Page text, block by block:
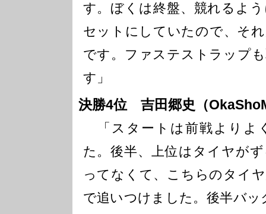
す。ぼくは終盤、競れるよ
セットにしていたので、そ
です。ファステストラップ
す」
決勝4位 吉田郷史（
「スタートは前戦よりよ
た。後半、上位はタイヤが
ってなくて、こちらのタイ
で追いつけました。後半バ